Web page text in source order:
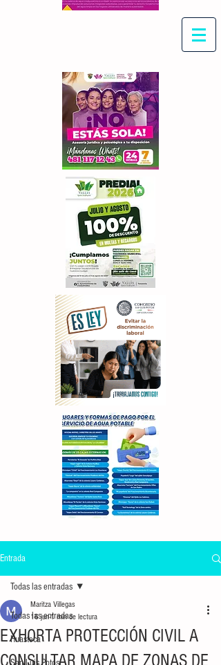
Entrada
Todas las entradas
Huasteca
Todas las entradas
EXHORTA PROTECCIÓN CIVIL A
CONSULTAR MAPA DE ZONAS DE
Maritza Villegas
16 jun1 min de lectura